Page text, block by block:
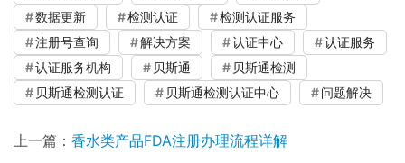
数据更新
检测认证
检测认证服务
注册号查询
解决方案 认证中心
认证服务
认证服务机构
贝斯通
贝斯通检测
贝斯通检测认证
贝斯通检测认证中心 问题解决
上一篇： 香水类产品FDA注册办理流程详解